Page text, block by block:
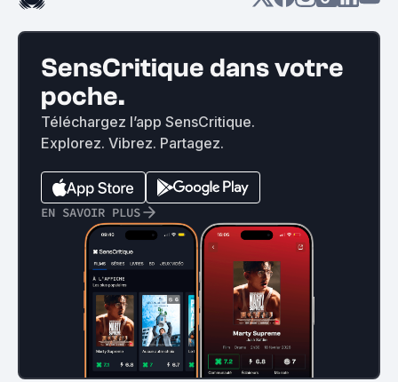
SensCritique dans votre
poche.
Téléchargez l’app SensCritique.
Explorez. Vibrez. Partagez.
EN SAVOIR PLUS